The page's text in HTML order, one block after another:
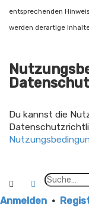
entsprechenden
werden derartige
Du kannst die
Suche Erweiterte
Anmelden •